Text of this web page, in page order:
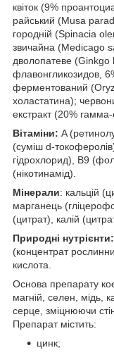
квіток (9%
райський (Musa
городній (Spinacia
звичайна (Medicago
дволопатеве (Ginkgo
флавонгликозидов,
ферментований
холастатина);
екстракт (20% гамма-
Вітаміни: A
(суміш d-
гідрохлорид), В9
(нікотинамід).
Мінерали: кальцій
марганець
(цитрат), калій
Природні нутрієнти:
(концентрат
кислота.
Основа препарату
магній, селен, мідь,
серце, зміцнюючи
Препарат містить:
цинк;